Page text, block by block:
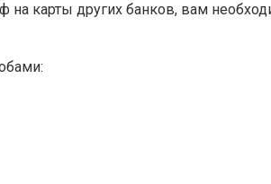
карты других банков, вам